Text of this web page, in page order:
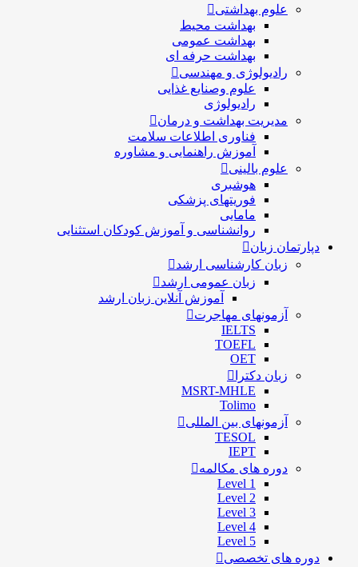
علوم بهداشتی
بهداشت محیط
بهداشت عمومی
بهداشت حرفه ای
رادیولوژی و مهندسی
علوم وصنایع غذایی
رادیولوژی
مدیریت بهداشت و درمان
فناوری اطلاعات سلامت
آموزش راهنمایی و مشاوره
علوم بالینی
هوشبری
فوریتهای پزشکی
مامایی
روانشناسی و آموزش کودکان استثنایی
دپارتمان زبان
زبان کارشناسی ارشد
زبان عمومی ارشد
آموزش آنلاین زبان ارشد
آزمونهای مهاجرت
IELTS
TOEFL
OET
زبان دکترا
MSRT-MHLE
Tolimo
آزمونهای بین المللی
TESOL
IEPT
دوره های مکالمه
Level 1
Level 2
Level 3
Level 4
Level 5
دوره های تخصصی